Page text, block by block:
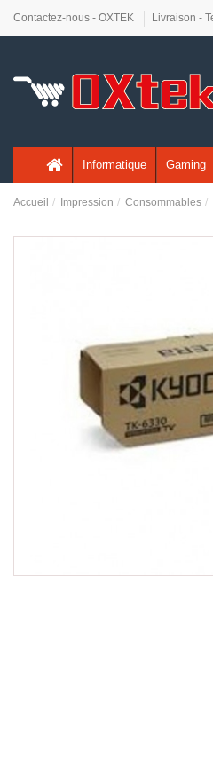
Contactez-nous - OXTEK Livraison -
Informatique Gaming
Accueil Impression Consommables